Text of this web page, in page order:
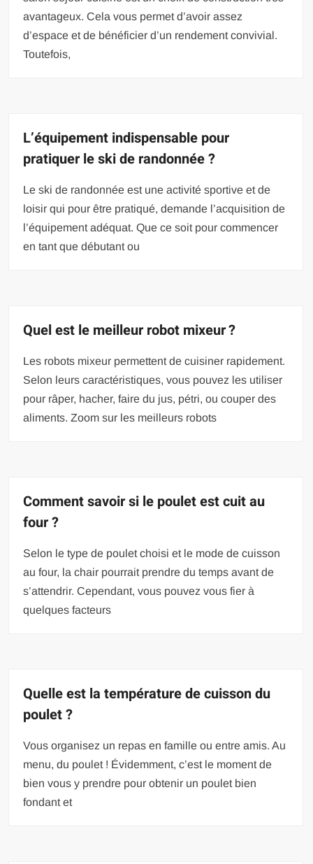
avantageux. Cela vous permet d’avoir assez
d’espace et de bénéficier d’un rendement convivial.
Toutefois,
L’équipement indispensable pour
pratiquer le ski de randonnée ?
Le ski de randonnée est une activité sportive et de
loisir qui pour être pratiqué, demande l’acquisition de
l’équipement adéquat. Que ce soit pour commencer
en tant que débutant ou
Quel est le meilleur robot mixeur ?
Les robots mixeur permettent de cuisiner rapidement.
Selon leurs caractéristiques, vous pouvez les utiliser
pour râper, hacher, faire du jus, pétri, ou couper des
aliments. Zoom sur les meilleurs robots
Comment savoir si le poulet est cuit au
four ?
Selon le type de poulet choisi et le mode de cuisson
au four, la chair pourrait prendre du temps avant de
s’attendrir. Cependant, vous pouvez vous fier à
quelques facteurs
Quelle est la température de cuisson du
poulet ?
Vous organisez un repas en famille ou entre amis. Au
menu, du poulet ! Évidemment, c’est le moment de
bien vous y prendre pour obtenir un poulet bien
fondant et